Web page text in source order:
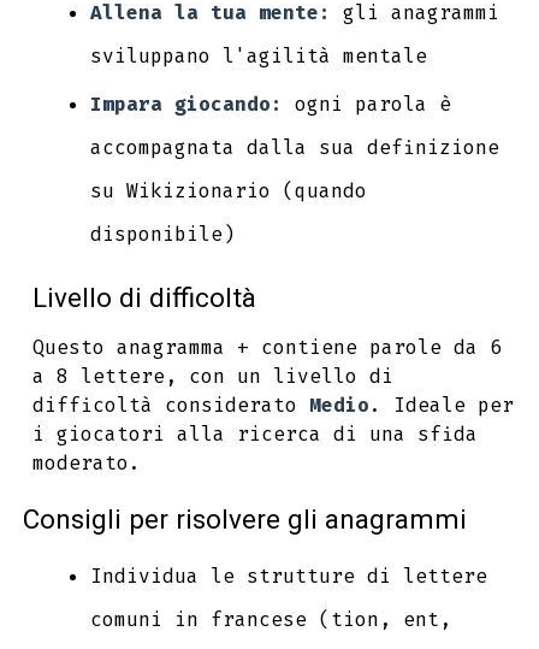
Allena la tua mente:
gli anagrammi
sviluppano l'agilità mentale
Impara giocando:
ogni parola è
accompagnata dalla sua definizione
su Wikizionario (quando
disponibile)
Livello di difficoltà
Questo anagramma + contiene parole da 6
a 8 lettere, con un livello di
difficoltà considerato Medio. Ideale per
i giocatori alla ricerca di una sfida
moderato.
Consigli per risolvere gli anagrammi
Individua le strutture di lettere
comuni in francese (tion, ent,